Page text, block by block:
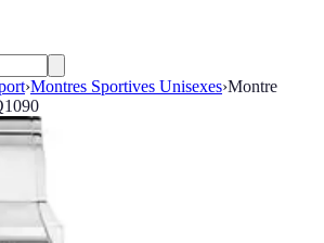
›Montres Sportives Unisexes›Montre